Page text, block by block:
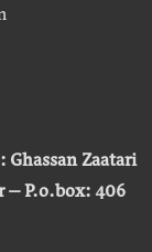
Zaatari
– P.o.box: 406